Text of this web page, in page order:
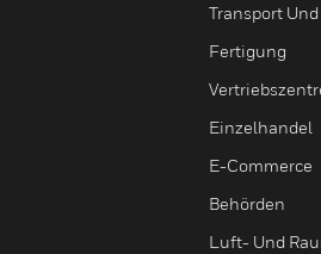
Transport
Fertigung
Einzelhandel
E-Commerce
Behörden
Luft- Und